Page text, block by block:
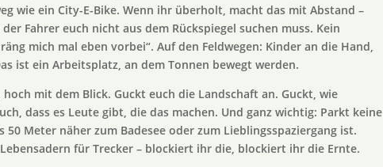
wie ein City-E-Bike. Wenn ihr überholt, macht das mit Abstand –
Fahrer euch nicht aus dem Rückspiegel suchen muss. Kein
mich mal eben vorbei“. Auf den Feldwegen: Kinder an die Hand,
ist ein Arbeitsplatz, an dem Tonnen bewegt werden.
hoch mit dem Blick. Guckt euch die Landschaft an. Guckt, wie
dass es Leute gibt, die das machen. Und ganz wichtig: Parkt keine
50 Meter näher zum Badesee oder zum Lieblingsspaziergang ist.
für Trecker – blockiert ihr die, blockiert ihr die Ernte.